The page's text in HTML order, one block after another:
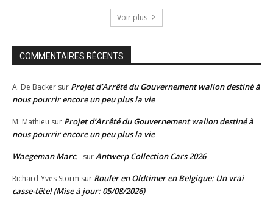
Voir plus
COMMENTAIRES RÉCENTS
A. De Backer sur Projet d’Arrêté du Gouvernement wallon destiné à
nous pourrir encore un peu plus la vie
M. Mathieu sur Projet d’Arrêté du Gouvernement wallon destiné à
nous pourrir encore un peu plus la vie
Waegeman Marc. surAntwerp Collection Cars 2026
Richard-Yves Storm sur Rouler en Oldtimer en Belgique: Un vrai
casse-tête! (Mise à jour: 05/08/2026)